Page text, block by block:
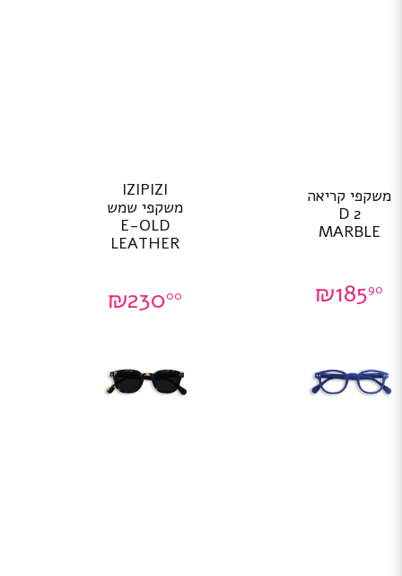
משקפי קריאה
D 2
MARBLE
₪18590
IZIPIZI
משקפי שמש
E-OLD
LEATHER
₪23000